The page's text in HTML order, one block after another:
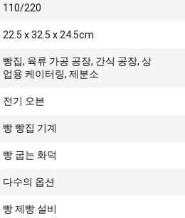
110/220
22.5 x 32.5 x 24.5cm
빵집, 육류 가공 공장, 간식 공장, 상
업용 케이터링, 제분소
전기 오븐
빵 빵집 기계
빵 굽는 화덕
다수의 옵션
빵 제빵 설비